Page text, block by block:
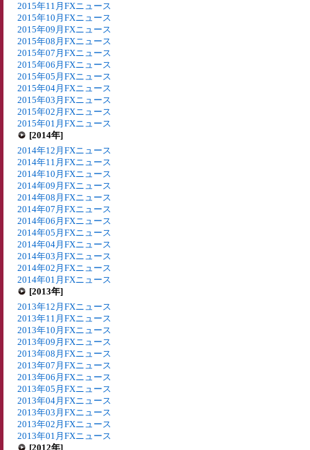
2015年11月FXニュース
2015年10月FXニュース
2015年09月FXニュース
2015年08月FXニュース
2015年07月FXニュース
2015年06月FXニュース
2015年05月FXニュース
2015年04月FXニュース
2015年03月FXニュース
2015年02月FXニュース
2015年01月FXニュース
[2014年]
2014年12月FXニュース
2014年11月FXニュース
2014年10月FXニュース
2014年09月FXニュース
2014年08月FXニュース
2014年07月FXニュース
2014年06月FXニュース
2014年05月FXニュース
2014年04月FXニュース
2014年03月FXニュース
2014年02月FXニュース
2014年01月FXニュース
[2013年]
2013年12月FXニュース
2013年11月FXニュース
2013年10月FXニュース
2013年09月FXニュース
2013年08月FXニュース
2013年07月FXニュース
2013年06月FXニュース
2013年05月FXニュース
2013年04月FXニュース
2013年03月FXニュース
2013年02月FXニュース
2013年01月FXニュース
[2012年]